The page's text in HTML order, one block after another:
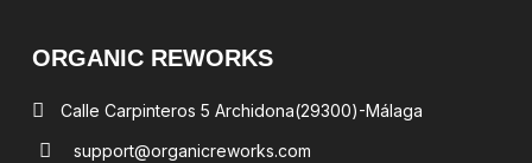
ORGANIC REWORKS
Calle Carpinteros 5 Archidona(29300)-Málaga
support@organicreworks.com